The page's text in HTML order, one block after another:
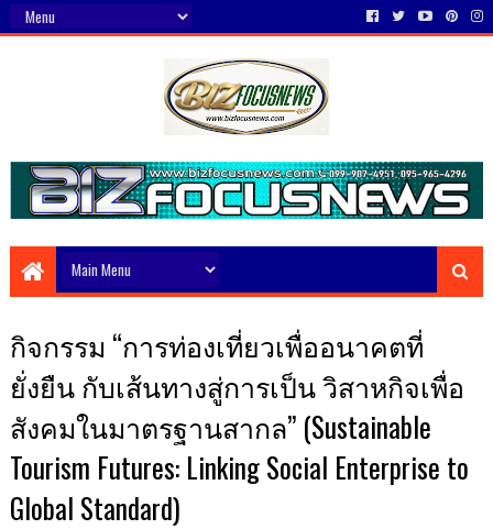
กิจกรรม “การท่องเที่ยวเพื่ออนาคตที่
ยั่งยืน กับเส้นทางสู่การเป็น วิสาหกิจเพื่อ
สังคมในมาตรฐานสากล” (Sustainable
Tourism Futures: Linking Social Enterprise to
Global Standard)